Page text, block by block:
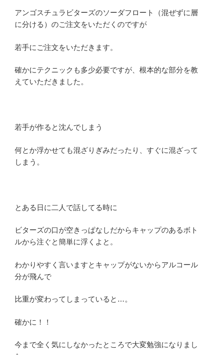
アンゴスチュラビターズのソーダフロート（混ぜずに層
に分ける）のご注文をいただくのですが
若手にご注文をいただきます。
確かにテクニックも多少必要ですが、根本的な部分を教
えていただきました。
若手が作ると沈んでしまう
何とか浮かせても混ざりぎみだったり、すぐに混ざって
しまう。
とある日に二人で話してる時に
ビターズの口が空きっぱなしだからキャップのあるボト
ルから注ぐと簡単に浮くよと。
わかりやすく言いますとキャップがないからアルコール
分が飛んで
比重が変わってしまっていると…。
確かに！！
今まで全く気にしなかったところで大変勉強になりまし